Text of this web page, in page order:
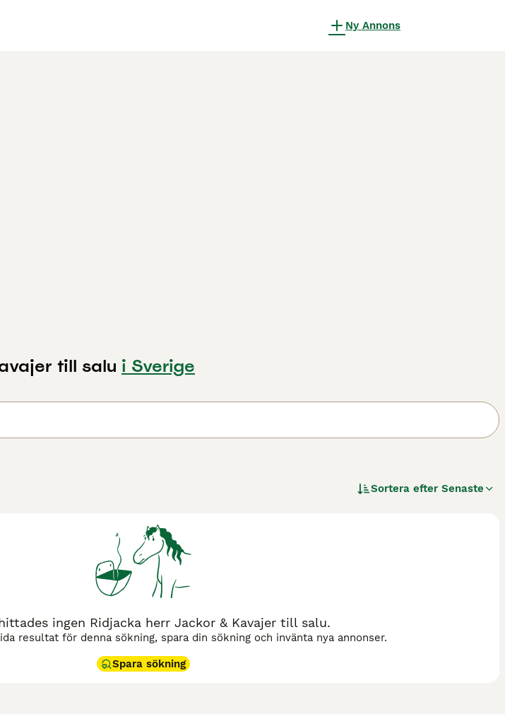
Ny Annons
till salu i Sverige
Sortera efter Senaste
ingen Ridjacka herr Jackor & Kavajer till salu.
resultat för denna sökning, spara din sökning och invänta nya annonser.
Spara sökning